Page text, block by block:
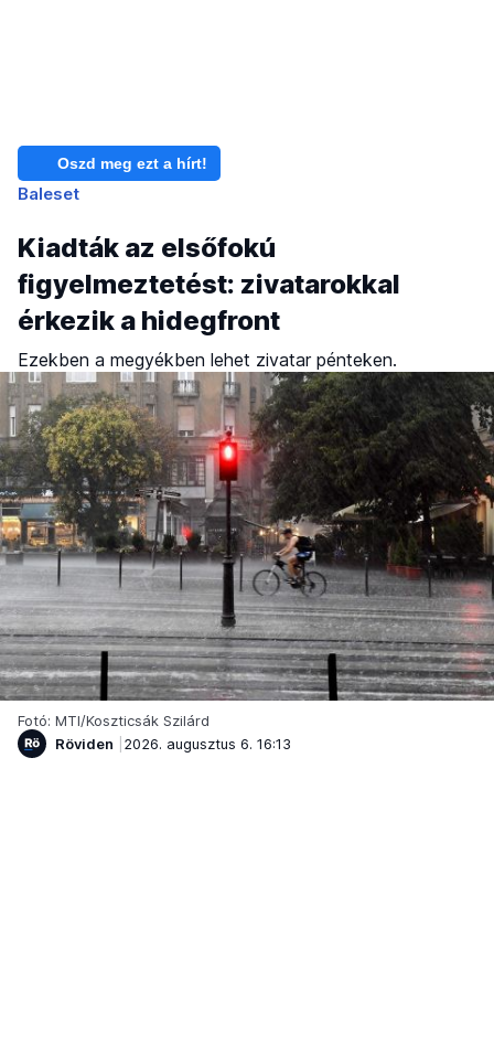
Oszd meg ezt a hírt!
Baleset
Kiadták az elsőfokú
figyelmeztetést: zivatarokkal
érkezik a hidegfront
Ezekben a megyékben lehet zivatar pénteken.
Fotó: MTI/Koszticsák Szilárd
Röviden
2026. augusztus 6. 16:13